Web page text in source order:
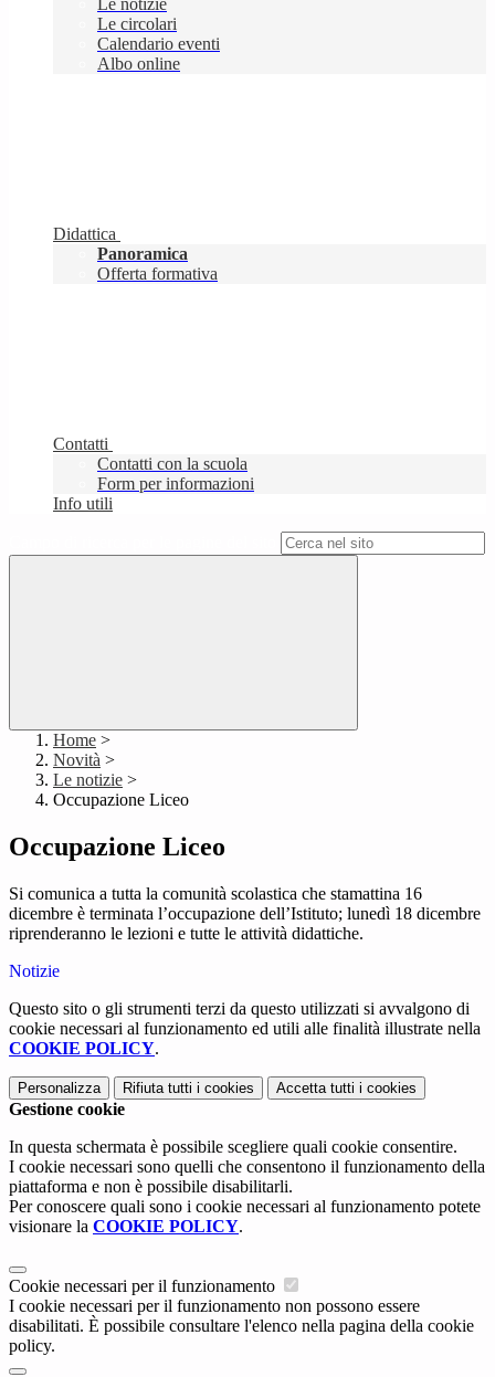
Le notizie
Le circolari
Calendario eventi
Albo online
Didattica
Panoramica
Offerta formativa
Contatti
Contatti con la scuola
Form per informazioni
Info utili
Home >
Novità >
Le notizie >
Occupazione Liceo
Occupazione Liceo
Si comunica a tutta la comunità scolastica che stamattina 16
dicembre è terminata l’occupazione dell’Istituto; lunedì 18 dicembre
riprenderanno le lezioni e tutte le attività didattiche.
Notizie
Questo sito o gli strumenti terzi da questo utilizzati si avvalgono di
cookie necessari al funzionamento ed utili alle finalità illustrate nella
COOKIE POLICY.
Personalizza Rifiuta tutti i cookies Accetta tutti i cookies
Gestione cookie
In questa schermata è possibile scegliere quali cookie consentire.
I cookie necessari sono quelli che consentono il funzionamento della
piattaforma e non è possibile disabilitarli.
Per conoscere quali sono i cookie necessari al funzionamento potete
visionare la COOKIE POLICY.
Cookie necessari per il funzionamento
I cookie necessari per il funzionamento non possono essere
disabilitati. È possibile consultare l'elenco nella pagina della cookie
policy.